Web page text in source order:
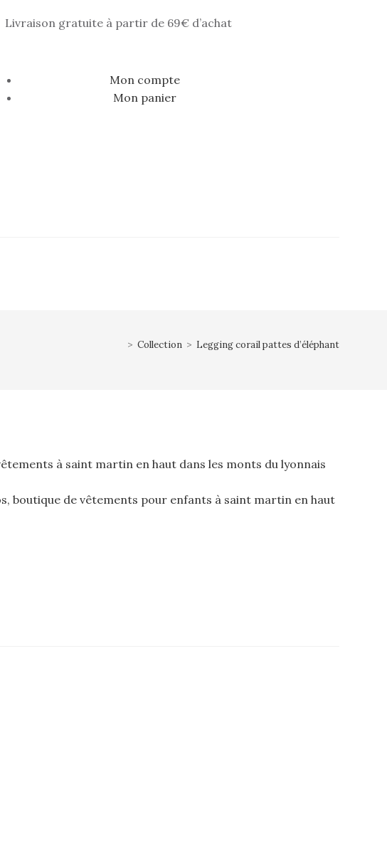
Livraison gratuite à partir de 69€ d’achat
Mon compte
Mon panier
> Collection > Legging corail pattes d’éléphant